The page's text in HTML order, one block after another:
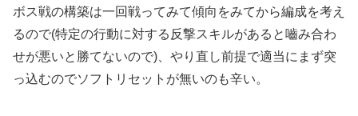
ボス戦の構築は一回戦ってみて傾向をみてから編成を考え
るので(特定の行動に対する反撃スキルがあると嚙み合わ
せが悪いと勝てないので)、やり直し前提で適当にまず突
っ込むのでソフトリセットが無いのも辛い。